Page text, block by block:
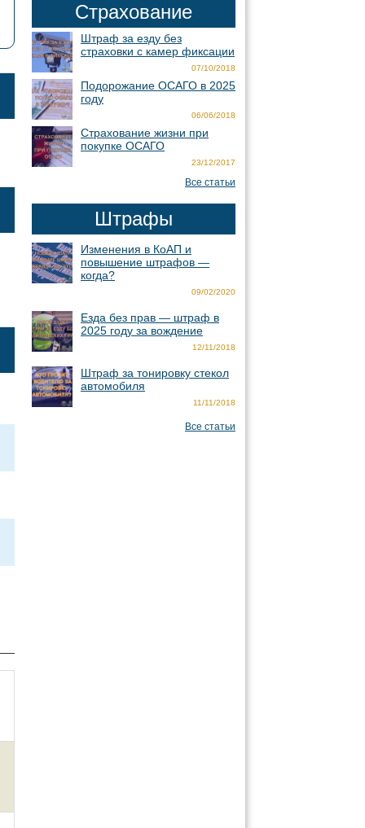
Страхование
Штраф за езду без
страховки с камер фиксации
07/10/2018
Подорожание ОСАГО в 2025
году
06/06/2018
Страхование жизни при
покупке ОСАГО
23/12/2017
Все статьи
Штрафы
Изменения в КоАП и
повышение штрафов —
когда?
09/02/2020
Езда без прав — штраф в
2025 году за вождение
12/11/2018
Штраф за тонировку стекол
автомобиля
11/11/2018
Все статьи